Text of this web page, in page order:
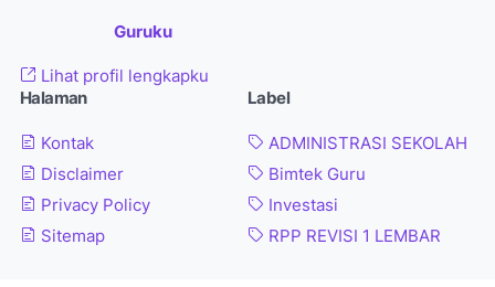
Guruku
Lihat profil lengkapku
Halaman
Kontak
Disclaimer
Privacy Policy
Sitemap
Label
ADMINISTRASI SEKOLAH
Bimtek Guru
Investasi
RPP REVISI 1 LEMBAR